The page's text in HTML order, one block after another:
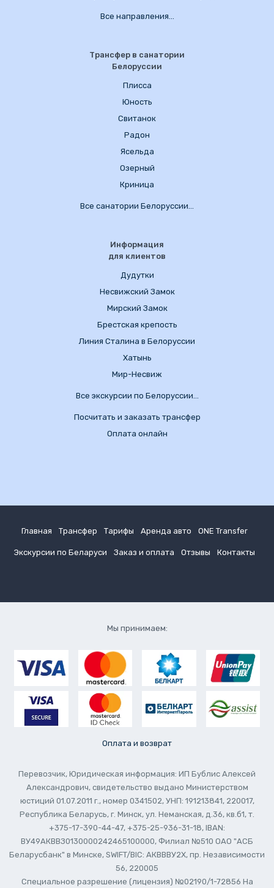
Все направления…
Трансфер в санатории
Белоруссии
Плисса
Юность
Свитанок
Радон
Ясельда
Озерный
Криница
Все санатории Белоруссии…
Информация
для клиентов
Дудутки
Несвижский Замок
Мирский Замок
Брестская крепость
Линия Сталина в Белоруссии
Хатынь
Мир-Несвиж
Все экскурсии по Белоруссии…
Посчитать и заказать трансфер
Оплата онлайн
Главная Трансфер Тарифы Аренда авто ONE Transfer
Экскурсии по Беларуси Заказ и оплата Отзывы Контакты
Мы принимаем:
Оплата и возврат
Перевозчик, Юридическая информация: ИП Бублис Алексей
Александрович, свидетельство выдано Министерством
юстиций 01.07.2011 г., номер 0341502, УНП: 191213841, 220017,
Республика Беларусь, г. Минск, ул. Неманская, д.36, кв.б1, т.
+375-17-390-44-47, +375-25-936-31-18, IBAN:
ВУ49АКВВЗ0130000242465100000, Филиал №510 ОАО "АСБ
Беларусбанк" в Минске, SWIFT/BIC: АКВВВУ2Х, пр. Независимости
56, 220005
Специальное разрешение (лицензия) №02190/1-72856 На